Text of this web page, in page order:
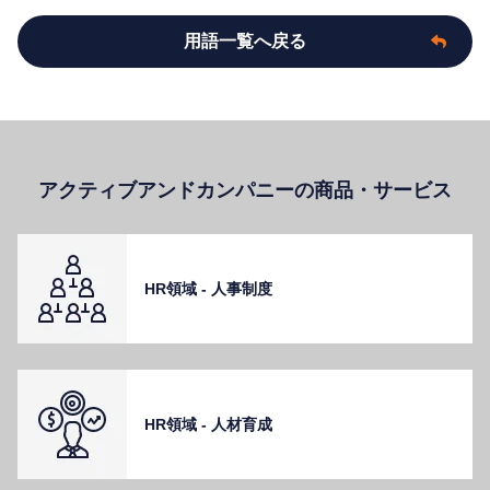
用語一覧へ戻る
アクティブアンドカンパニーの商品・サービス
HR領域 - ⼈事制度
HR領域 - ⼈材育成